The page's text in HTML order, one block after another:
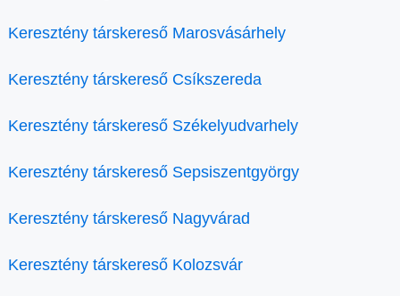
Keresztény társkereső Marosvásárhely
Keresztény társkereső Csíkszereda
Keresztény társkereső Székelyudvarhely
Keresztény társkereső Sepsiszentgyörgy
Keresztény társkereső Nagyvárad
Keresztény társkereső Kolozsvár